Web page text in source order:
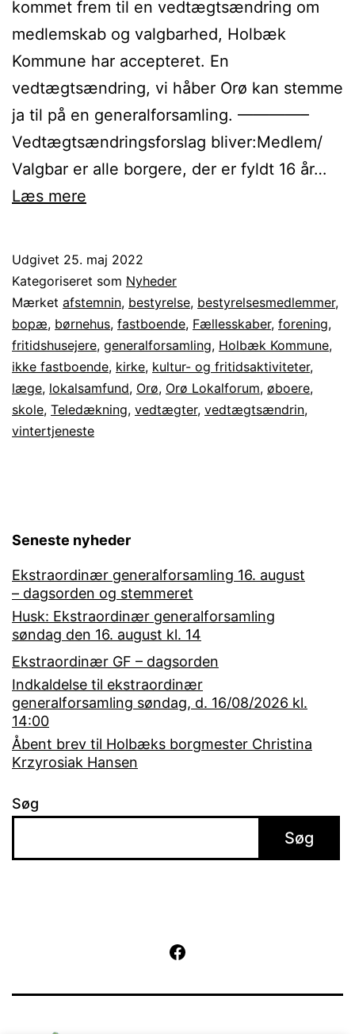
kommet frem til en vedtægtsændring om
medlemskab og valgbarhed, Holbæk
Kommune har accepteret. En
vedtægtsændring, vi håber Orø kan stemme
ja til på en generalforsamling. ————–
Vedtægtsændringsforslag bliver:Medlem/
Valgbar er alle borgere, der er fyldt 16 år…
Læs mere
Orø
Lokalforum
trækker
sig
Udgivet 25. maj 2022
Kategoriseret som Nyheder
Mærket afstemnin, bestyrelse, bestyrelsesmedlemmer,
bopæ, børnehus, fastboende, Fællesskaber, forening,
fritidshusejere, generalforsamling, Holbæk Kommune,
ikke fastboende, kirke, kultur- og fritidsaktiviteter,
læge, lokalsamfund, Orø, Orø Lokalforum, øboere,
skole, Teledækning, vedtægter, vedtægtsændrin,
vintertjeneste
Seneste nyheder
Ekstraordinær generalforsamling 16. august
– dagsorden og stemmeret
Husk: Ekstraordinær generalforsamling
søndag den 16. august kl. 14
Ekstraordinær GF – dagsorden
Indkaldelse til ekstraordinær
generalforsamling søndag, d. 16/08/2026 kl.
14:00
Åbent brev til Holbæks borgmester Christina
Krzyrosiak Hansen
Søg
Søg